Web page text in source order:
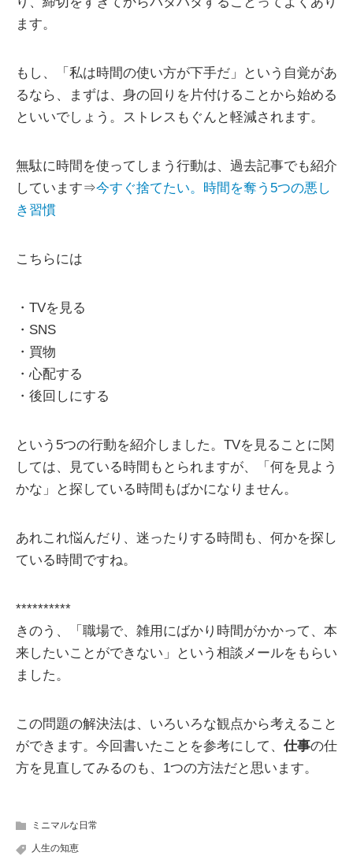
ます。
もし、「私は時間の使い方が下手だ」という自覚があ
るなら、まずは、身の回りを片付けることから始める
といいでしょう。ストレスもぐんと軽減されます。
無駄に時間を使ってしまう行動は、過去記事でも紹介
しています⇒今すぐ捨てたい。時間を奪う5つの悪し
き習慣
こちらには
・TVを見る
・SNS
・買物
・心配する
・後回しにする
という5つの行動を紹介しました。TVを見ることに関
しては、見ている時間もとられますが、「何を見よう
かな」と探している時間もばかになりません。
あれこれ悩んだり、迷ったりする時間も、何かを探し
ている時間ですね。
**********
きのう、「職場で、雑用にばかり時間がかかって、本
来したいことができない」という相談メールをもらい
ました。
この問題の解決法は、いろいろな観点から考えること
ができます。今回書いたことを参考にして、 仕事の仕
方を見直してみるのも、1つの方法だと思います。
ミニマルな日常
人生の知恵